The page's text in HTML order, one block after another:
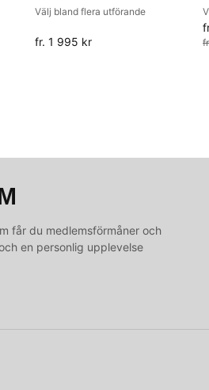
Välj bland flera utförande
fr. 1 995 kr
får du medlemsförmåner och
en personlig upplevelse